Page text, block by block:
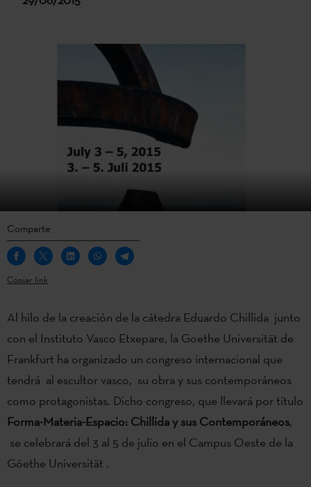
Comparte
Copiar link
Al hilo de la creación de la cátedra Eduardo Chillida junto
con el Instituto Vasco Etxepare, la Goethe Universität de
Frankfurt ha organizado un congreso internacional que
tendrá al escultor vasco, su obra y sus contemporáneos
como protagonistas. Dicho congreso, que llevará por título
Forma-Materia-Espacio: Chillida y sus Contemporáneos,
se celebrará del 3 al 5 de julio en el Campus Oeste de la
Göethe Universität .